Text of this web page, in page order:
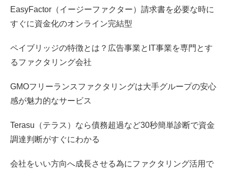
EasyFactor（イージーファクター）請求書を必要な時に
すぐに資金化のオンライン完結型
ペイブリッジの特徴とは？広告事業とIT事業を専門とす
るファクタリング会社
GMOフリーランスファクタリングは大手グループの安心
感が魅力的なサービス
Terasu（テラス）なら債務超過など30秒簡単診断で資金
調達判断がすぐにわかる
会社をいい方向へ成長させる為にファクタリング活用で